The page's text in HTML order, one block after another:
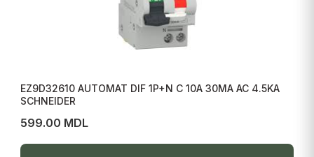
EZ9D32610 AUTOMAT DIF 1P+N C 10A 30MA AC 4.5KA
SCHNEIDER
599.00 MDL